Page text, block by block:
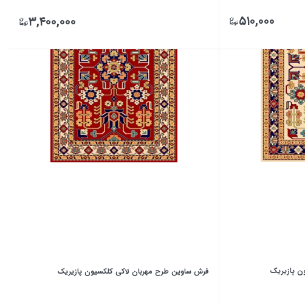
۵۱۰,۰۰۰ ۳,۴۰۰,۰۰۰
پازیریک فرش ساوین طرح مهربان لاکی کلکسیون پازیریک